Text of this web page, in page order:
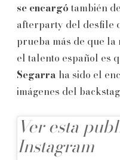
se encargó también
afterparty del desfile
prueba más de que
el talento español es
Segarra ha sido el
imágenes del
Ver esta
Instagram